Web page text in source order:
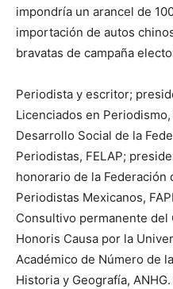
impondría un arancel de
importación de autos
bravatas de campaña
Periodista y escritor;
Licenciados en
Desarrollo Social de la
Periodistas, FELAP;
honorario de la Federación
Periodistas Mexicanos,
Consultivo permanente del
Honoris Causa por la
Académico de Número de
Historia y Geografía,